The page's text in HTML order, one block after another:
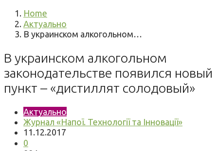
Home
Актуально
В украинском алкогольном…
В украинском алкогольном
законодательстве появился новый
пункт – «дистиллят солодовый»
Актуально
Журнал «Напої. Технології та Інновації»
11.12.2017
0